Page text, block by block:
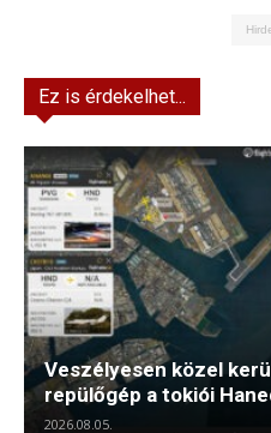
Ez is érdekelhet...
Veszélyesen közel
repülőgép a tokiói
2026.08.05.